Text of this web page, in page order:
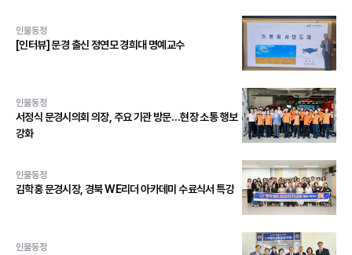
인물동정
[인터뷰] 문경 출신 정연모 경희대 명예교수
인물동정
서정식 문경시의회 의장, 주요 기관 방문…현장 소통 행보
강화
인물동정
김학홍 문경시장, 경북 WE리더 아카데미 수료식서 특강
인물동정